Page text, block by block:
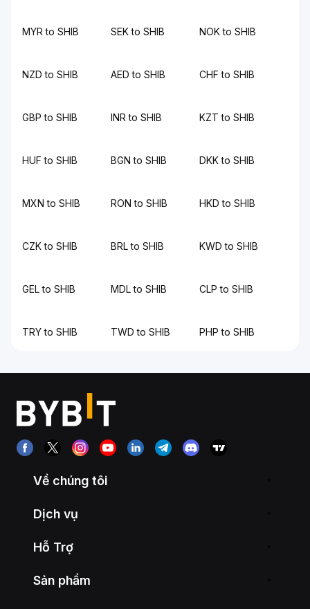
MYR to SHIB SEK to SHIB NOK to SHIB
NZD to SHIB AED to SHIB CHF to SHIB
GBP to SHIB INR to SHIB KZT to SHIB
HUF to SHIB BGN to SHIB DKK to SHIB
MXN to SHIB RON to SHIB HKD to SHIB
CZK to SHIB BRL to SHIB KWD to SHIB
GEL to SHIB MDL to SHIB CLP to SHIB
TRY to SHIB TWD to SHIB PHP to SHIB
Về chúng tôi
Dịch vụ
Hỗ Trợ
Sản phẩm